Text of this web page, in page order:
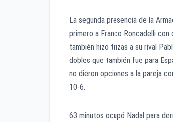
La segunda presencia de la
primero a Franco Roncadelli con
también hizo trizas a su rival
dobles que también fue para
no dieron opciones a la pareja
10-6.
63 minutos ocupó Nadal para